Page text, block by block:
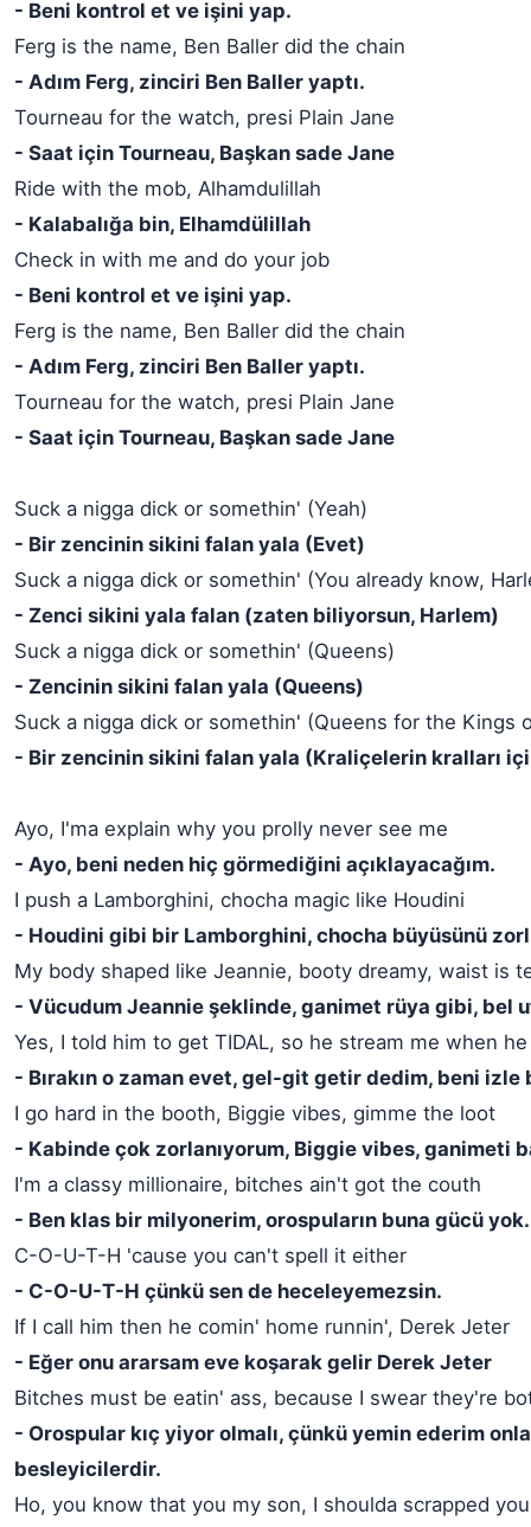
- Beni kontrol et ve işini yap.
Ferg is the name, Ben Baller did the chain
- Adım Ferg, zinciri Ben Baller yaptı.
Tourneau for the watch, presi Plain Jane
- Saat için Tourneau, Başkan sade Jane
Ride with the mob, Alhamdulillah
- Kalabalığa bin, Elhamdülillah
Check in with me and do your job
- Beni kontrol et ve işini yap.
Ferg is the name, Ben Baller did the chain
- Adım Ferg, zinciri Ben Baller yaptı.
Tourneau for the watch, presi Plain Jane
- Saat için Tourneau, Başkan sade Jane
Suck a nigga dick or somethin' (Yeah)
- Bir zencinin sikini falan yala (Evet)
Suck a nigga dick or somethin' (You already know,
- Zenci sikini yala falan (zaten biliyorsun, Harlem)
Suck a nigga dick or somethin' (Queens)
- Zencinin sikini falan yala (Queens)
Suck a nigga dick or somethin' (Queens for the Kings
- Bir zencinin sikini falan yala (Kraliçelerin kralları
Ayo, I'ma explain why you prolly never see me
- Ayo, beni neden hiç görmediğini açıklayacağım.
I push a Lamborghini, chocha magic like Houdini
- Houdini gibi bir Lamborghini, chocha büyüsünü
My body shaped like Jeannie, booty dreamy, waist is
- Vücudum Jeannie şeklinde, ganimet rüya gibi, bel
Yes, I told him to get TIDAL, so he stream me when
- Bırakın o zaman evet, gel-git getir dedim, beni izle
I go hard in the booth, Biggie vibes, gimme the loot
- Kabinde çok zorlanıyorum, Biggie vibes, ganimeti
I'm a classy millionaire, bitches ain't got the couth
- Ben klas bir milyonerim, orospuların buna gücü yok.
C-O-U-T-H 'cause you can't spell it either
- C-O-U-T-H çünkü sen de heceleyemezsin.
If I call him then he comin' home runnin', Derek Jeter
- Eğer onu ararsam eve koşarak gelir Derek Jeter
Bitches must be eatin' ass, because I swear they're
- Orospular kıç yiyor olmalı, çünkü yemin ederim
besleyicilerdir.
Ho, you know that you my son, I shoulda scrapped